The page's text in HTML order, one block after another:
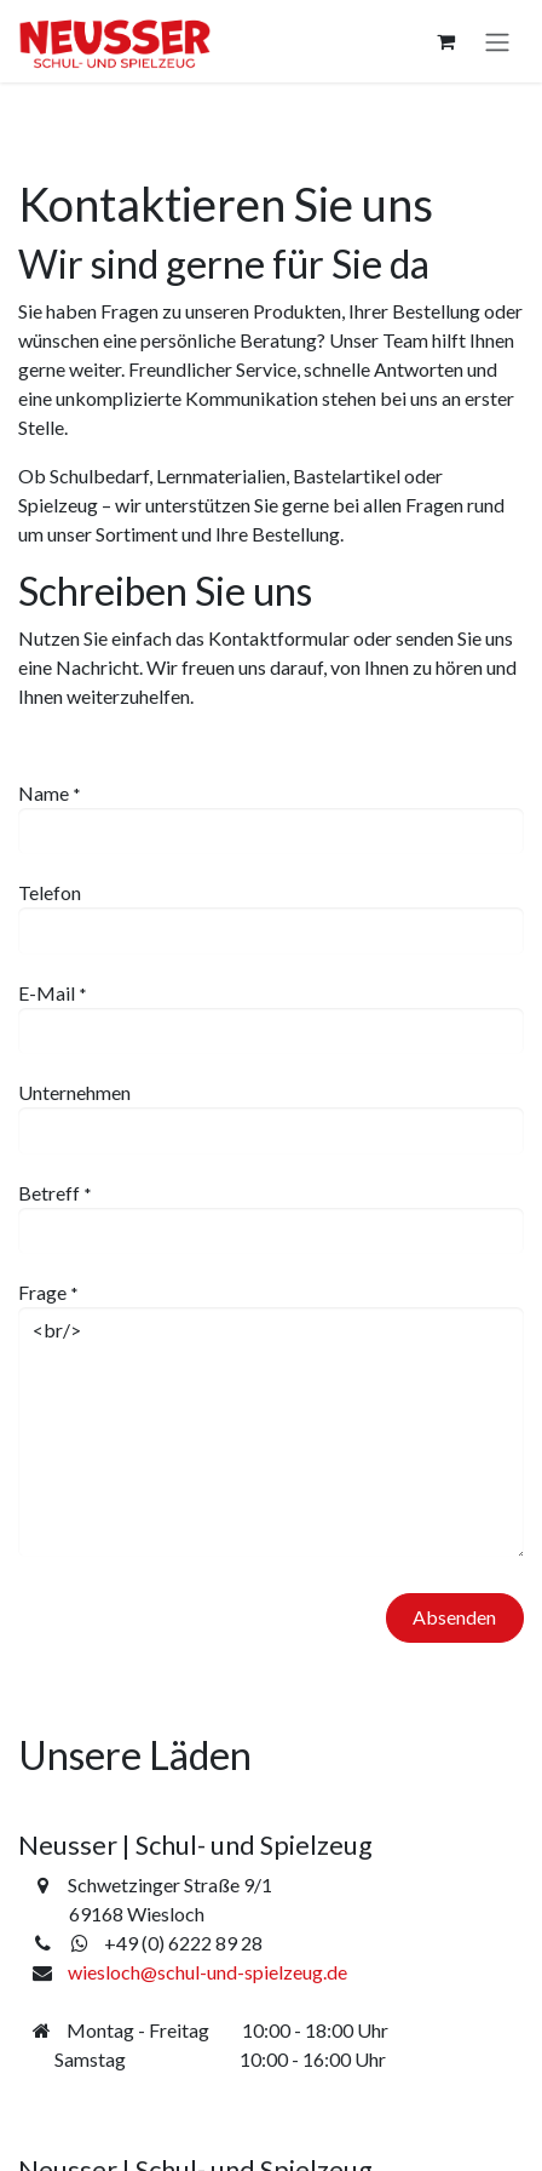
Kontaktieren Sie uns
Wir sind gerne für Sie da
Sie haben Fragen zu unseren Produkten, Ihrer Bestellung oder
wünschen eine persönliche Beratung? Unser Team hilft Ihnen
gerne weiter. Freundlicher Service, schnelle Antworten und
eine unkomplizierte Kommunikation stehen bei uns an erster
Stelle.
Ob Schulbedarf, Lernmaterialien, Bastelartikel oder
Spielzeug – wir unterstützen Sie gerne bei allen Fragen rund
um unser Sortiment und Ihre Bestellung.
Schreiben Sie uns
Nutzen Sie einfach das Kontaktformular oder senden Sie uns
eine Nachricht. Wir freuen uns darauf, von Ihnen zu hören und
Ihnen weiterzuhelfen.
Name *
Telefon
E-Mail *
Unternehmen
Betreff *
Frage *
Absenden
Unsere Läden
Neusser | Schul- und Spielzeug
Schwetzinger Straße 9/1
69168 Wiesloch
+49 (0) 6222 89 28
wiesloch@schul-und-spielzeug.de
Montag - Freitag
​​10:00 - 18:00 Uhr
​ Samstag
​10:00 - 16:00 Uhr